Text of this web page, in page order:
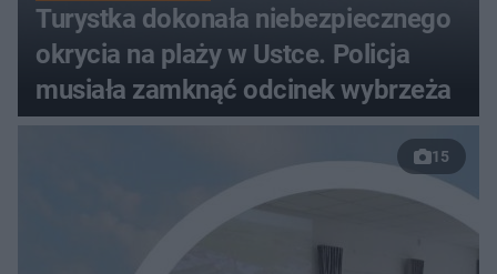
Turystka dokonała niebezpiecznego
okrycia na plaży w Ustce. Policja
musiała zamknąć odcinek wybrzeża
15